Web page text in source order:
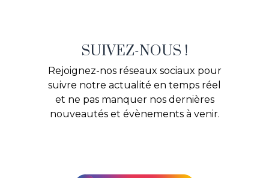
SUIVEZ-NOUS !
Rejoignez-nos réseaux sociaux pour
suivre notre actualité en temps réel
et ne pas manquer nos dernières
nouveautés et évènements à venir.